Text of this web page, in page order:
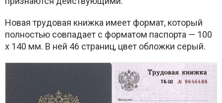
Новая трудовая книжка имеет формат, который
полностью совпадает с форматом паспорта — 100
х 140 мм. В ней 46 страниц, цвет обложки серый.